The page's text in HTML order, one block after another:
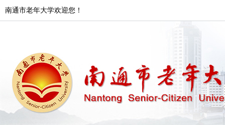
南通市老年大学欢迎您！